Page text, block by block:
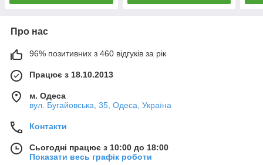
Про нас
96% позитивних з 460 відгуків за рік
Працює з 18.10.2013
м. Одеса
вул. Бугайовська, 35, Одеса, Україна
Контакти
Сьогодні працює з 10:00 до 18:00
Показати весь графік роботи